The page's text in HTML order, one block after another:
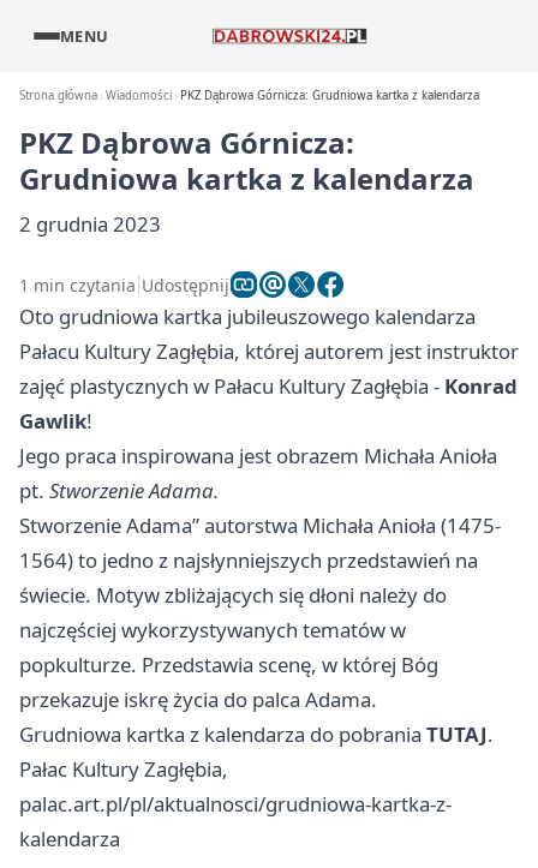
MENU
Strona główna Wiadomości PKZ Dąbrowa Górnicza: Grudniowa kartka z kalendarza
PKZ Dąbrowa Górnicza:
Grudniowa kartka z kalendarza
2 grudnia 2023
1 min czytania Udostępnij
Oto grudniowa kartka jubileuszowego kalendarza
Pałacu Kultury Zagłębia, której autorem jest instruktor
zajęć plastycznych w Pałacu Kultury Zagłębia - Konrad
Gawlik!
Jego praca inspirowana jest obrazem Michała Anioła
pt. Stworzenie Adama.
Stworzenie Adama” autorstwa Michała Anioła (1475-
1564) to jedno z najsłynniejszych przedstawień na
świecie. Motyw zbliżających się dłoni należy do
najczęściej wykorzystywanych tematów w
popkulturze. Przedstawia scenę, w której Bóg
przekazuje iskrę życia do palca Adama.
Grudniowa kartka z kalendarza do pobrania TUTAJ.
Pałac Kultury Zagłębia,
palac.art.pl/pl/aktualnosci/grudniowa-kartka-z-
kalendarza